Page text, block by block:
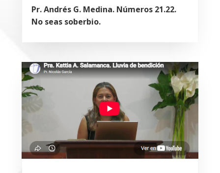
Pr. Andrés G. Medina. Números 21.22.
No seas soberbio.